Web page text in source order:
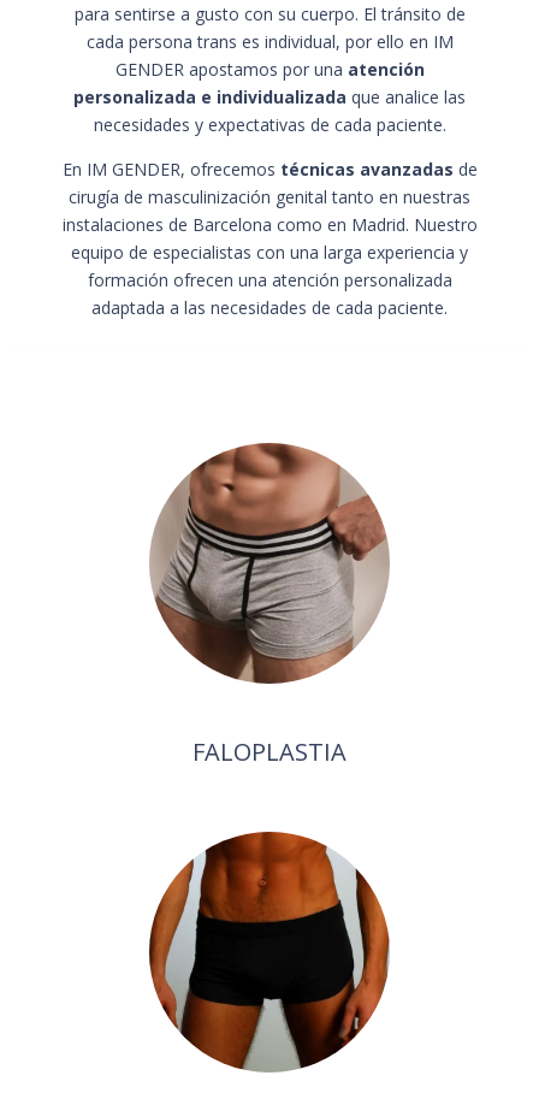
para sentirse a gusto con su cuerpo. El tránsito de
cada persona trans es individual, por ello en IM
GENDER apostamos por una atención
personalizada e individualizada que analice las
necesidades y expectativas de cada paciente.
En IM GENDER, ofrecemos técnicas avanzadas de
cirugía de masculinización genital tanto en nuestras
instalaciones de Barcelona como en Madrid. Nuestro
equipo de especialistas con una larga experiencia y
formación ofrecen una atención personalizada
adaptada a las necesidades de cada paciente.
FALOPLASTIA